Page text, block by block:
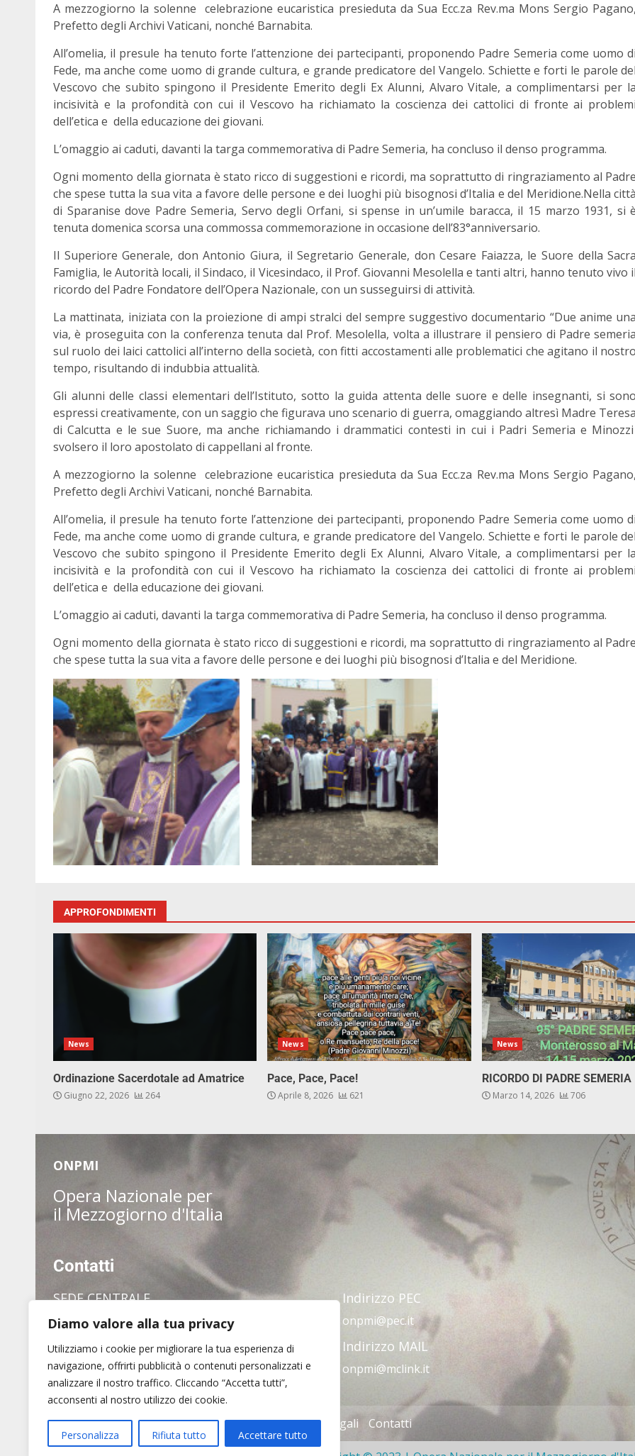
Diamo valore alla tua privacy
Utilizziamo i cookie per migliorare la tua esperienza di
navigazione, offrirti pubblicità o contenuti personalizzati e
analizzare il nostro traffico. Cliccando “Accetta tutti”,
acconsenti al nostro utilizzo dei cookie.
Personalizza Rifiuta tutto Accettare tutto
A mezzogiorno la solenne celebrazione eucaristica presieduta da Sua Ecc.za Rev.ma Mons Sergio Pagano,
Prefetto degli Archivi Vaticani, nonché Barnabita.
All’omelia, il presule ha tenuto forte l’attenzione dei partecipanti, proponendo Padre Semeria come uomo di
Fede, ma anche come uomo di grande cultura, e grande predicatore del Vangelo. Schiette e forti le parole del
Vescovo che subito spingono il Presidente Emerito degli Ex Alunni, Alvaro Vitale, a complimentarsi per la
incisività e la profondità con cui il Vescovo ha richiamato la coscienza dei cattolici di fronte ai problemi
dell’etica e della educazione dei giovani.
L’omaggio ai caduti, davanti la targa commemorativa di Padre Semeria, ha concluso il denso programma.
Ogni momento della giornata è stato ricco di suggestioni e ricordi, ma soprattutto di ringraziamento al Padre
che spese tutta la sua vita a favore delle persone e dei luoghi più bisognosi d’Italia e del Meridione.Nella città
di Sparanise dove Padre Semeria, Servo degli Orfani, si spense in un’umile baracca, il 15 marzo 1931, si è
tenuta domenica scorsa una commossa commemorazione in occasione dell’83°anniversario.
Il Superiore Generale, don Antonio Giura, il Segretario Generale, don Cesare Faiazza, le Suore della Sacra
Famiglia, le Autorità locali, il Sindaco, il Vicesindaco, il Prof. Giovanni Mesolella e tanti altri, hanno tenuto vivo il
ricordo del Padre Fondatore dell’Opera Nazionale, con un susseguirsi di attività.
La mattinata, iniziata con la proiezione di ampi stralci del sempre suggestivo documentario “Due anime una
via, è proseguita con la conferenza tenuta dal Prof. Mesolella, volta a illustrare il pensiero di Padre semeria
sul ruolo dei laici cattolici all’interno della società, con fitti accostamenti alle problematici che agitano il nostro
tempo, risultando di indubbia attualità.
Gli alunni delle classi elementari dell’Istituto, sotto la guida attenta delle suore e delle insegnanti, si sono
espressi creativamente, con un saggio che figurava uno scenario di guerra, omaggiando altresì Madre Teresa
di Calcutta e le sue Suore, ma anche richiamando i drammatici contesti in cui i Padri Semeria e Minozzi
svolsero il loro apostolato di cappellani al fronte.
A mezzogiorno la solenne celebrazione eucaristica presieduta da Sua Ecc.za Rev.ma Mons Sergio Pagano,
Prefetto degli Archivi Vaticani, nonché Barnabita.
All’omelia, il presule ha tenuto forte l’attenzione dei partecipanti, proponendo Padre Semeria come uomo di
Fede, ma anche come uomo di grande cultura, e grande predicatore del Vangelo. Schiette e forti le parole del
Vescovo che subito spingono il Presidente Emerito degli Ex Alunni, Alvaro Vitale, a complimentarsi per la
incisività e la profondità con cui il Vescovo ha richiamato la coscienza dei cattolici di fronte ai problemi
dell’etica e della educazione dei giovani.
L’omaggio ai caduti, davanti la targa commemorativa di Padre Semeria, ha concluso il denso programma.
Ogni momento della giornata è stato ricco di suggestioni e ricordi, ma soprattutto di ringraziamento al Padre
che spese tutta la sua vita a favore delle persone e dei luoghi più bisognosi d’Italia e del Meridione.
APPROFONDIMENTI
News
Ordinazione Sacerdotale ad Amatrice
Giugno 22, 2026 264
News
Pace, Pace, Pace!
Aprile 8, 2026 621
News
RICORDO DI PADRE SEMERIA
Marzo 14, 2026 706
ONPMI
Opera Nazionale per
il Mezzogiorno d'Italia
Contatti
SEDE CENTRALE
via dei Pianellari, 7
00186 Roma
Tel. (+39) 06 6880 1409
Indirizzo PEC
onpmi@pec.it
Indirizzo MAIL
onpmi@mclink.it
Amministrazione trasparente Privacy Policy Note legali Contatti